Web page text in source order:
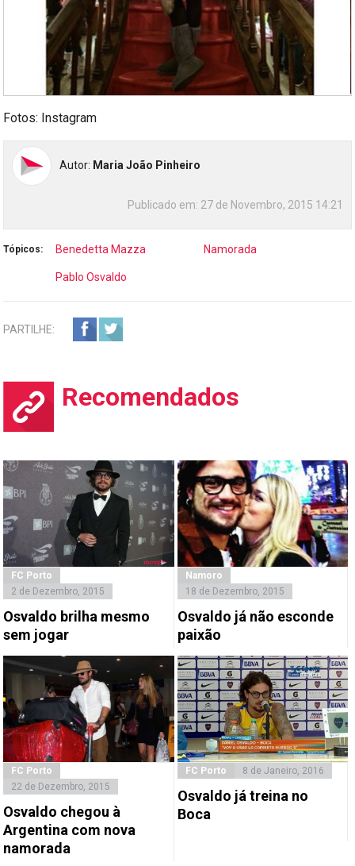
Fotos: Instagram
Autor: Maria João Pinheiro
Publicado em: 27 de Novembro, 2015 14:21
Tópicos: Benedetta Mazza Namorada
Pablo Osvaldo
PARTILHE:
Recomendados
FC Porto
2 de Dezembro, 2015
Osvaldo brilha mesmo
sem jogar
Namoro
18 de Dezembro, 2015
Osvaldo já não esconde
paixão
FC Porto
22 de Dezembro, 2015
Osvaldo chegou à
Argentina com nova
namorada
FC Porto 8 de Janeiro, 2016
Osvaldo já treina no
Boca